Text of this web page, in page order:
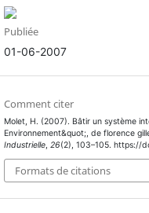
Publiée
01-06-2007
Comment citer
Molet, H. (2007). Bâtir un système
Environnement&quot;, de florence
Industrielle, 26(2), 103–105. https://
Formats de citations